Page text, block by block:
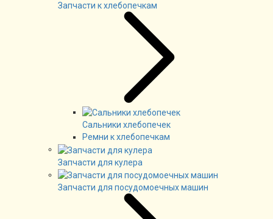
Запчасти к хлебопечкам
Сальники хлебопечек
Ремни к хлебопечкам
Запчасти для кулера
Запчасти для посудомоечных машин